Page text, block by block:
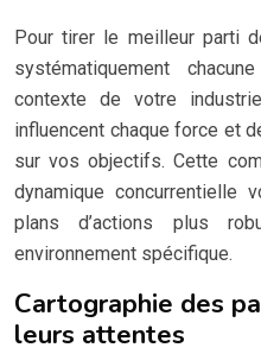
Pour tirer le meilleur parti
systématiquement
contexte de votre
influencent chaque force et
sur vos objectifs. Cette
dynamique concurrentielle
plans d’actions plus
environnement spécifique.
Cartographie des
leurs attentes